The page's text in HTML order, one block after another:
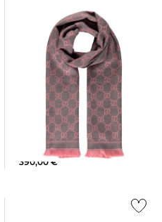
390,00 €